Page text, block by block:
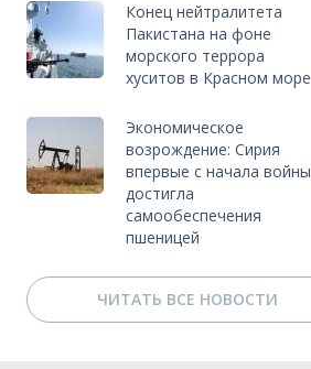
Конец нейтралитета
Пакистана на фоне
морского террора
хуситов в Красном море
Экономическое
возрождение: Сирия
впервые с начала войны
достигла
самообеспечения
пшеницей
ЧИТАТЬ ВСЕ НОВОСТИ